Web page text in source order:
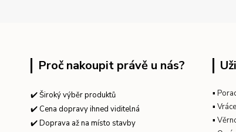
Proč nakoupit právě u nás?
✔️ Široký výběr produktů
✔️ Cena dopravy ihned viditelná
✔️ Doprava až na místo stavby
▪
▪
▪